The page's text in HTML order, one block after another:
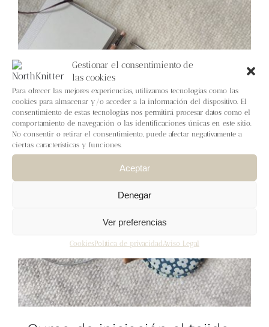
Gestionar el consentimiento de
las cookies
Para ofrecer las mejores experiencias, utilizamos tecnologías como las
cookies para almacenar y/o acceder a la información del dispositivo. El
consentimiento de estas tecnologías nos permitirá procesar datos como el
comportamiento de navegación o las identificaciones únicas en este sitio.
No consentir o retirar el consentimiento, puede afectar negativamente a
ciertas características y funciones.
Aceptar
Denegar
Ver preferencias
CookiesPolítica de privacidad Aviso Legal
Videos
Blog
Contacto
Newsletter
Carrito